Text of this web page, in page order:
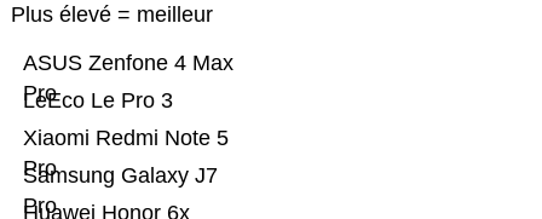
Plus élevé = meilleur
Huawei Honor 6x
Samsung Galaxy J7
Pro
Xiaomi Redmi Note 5
Pro
LeEco Le Pro 3
ASUS Zenfone 4 Max
Pro